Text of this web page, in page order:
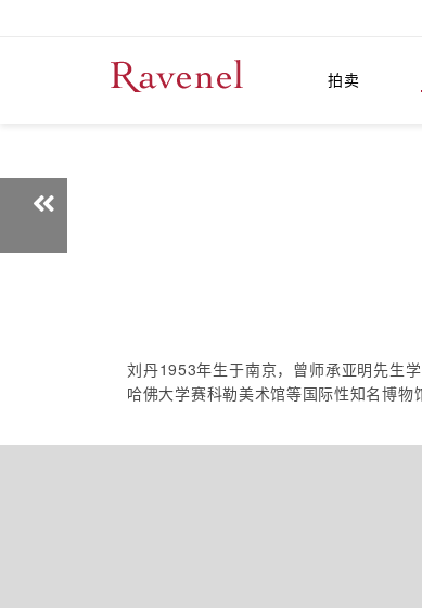
拍卖
刘丹1953年生于南京，曾师承亚明先生
哈佛大学赛科勒美术馆等国际性知名博物